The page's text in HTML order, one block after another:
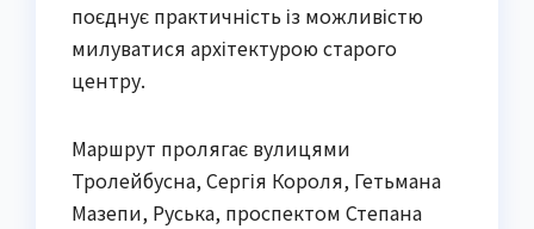
поєднує практичність із можливістю
милуватися архітектурою старого
центру.
Маршрут пролягає вулицями
Тролейбусна, Сергія Короля, Гетьмана
Мазепи, Руська, проспектом Степана